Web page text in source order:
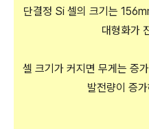
단결정 Si 셀의 크기는
대형화가
셀 크기가 커지면 무게는 증
발전량이 증